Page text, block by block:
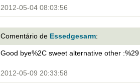
2012-05-04 08:03:56
Comentário de Essedgesarm:
Good bye%2C sweet alternative other :%29
2012-05-09 20:33:58